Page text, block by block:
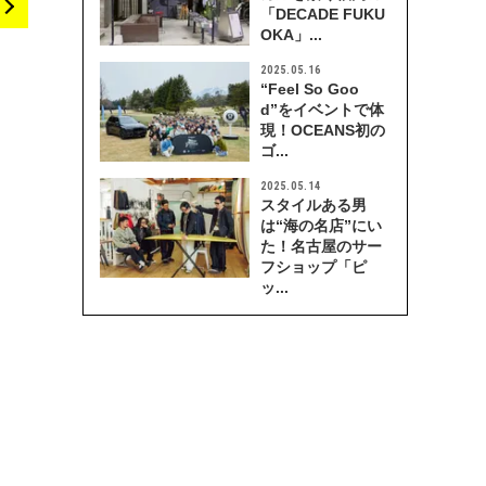
「DECADE FUKU
OKA」...
2025.05.16
“Feel So Goo
d”をイベントで体
現！OCEANS初の
ゴ...
2025.05.14
スタイルある男
は“海の名店”にい
た！名古屋のサー
フショップ「ピ
ッ...